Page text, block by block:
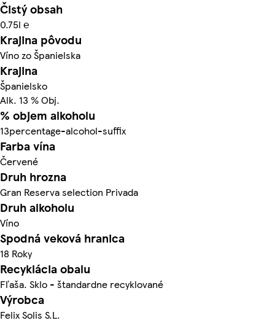
Čistý obsah
0.75l ℮
Krajina pôvodu
Víno zo Španielska
Krajina
Španielsko
Alk. 13 % Obj.
% objem alkoholu
13percentage-alcohol-suffix
Farba vína
Červené
Druh hrozna
Gran Reserva selection Privada
Druh alkoholu
Víno
Spodná veková hranica
18 Roky
Recyklácia obalu
Fľaša. Sklo - štandardne recyklované
Výrobca
Felix Solis S.L.